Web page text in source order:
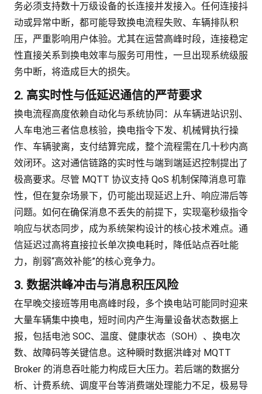
务必须支持数十万级设备的长连接并发接入。任何连接抖
动或异常中断，都可能导致换电流程失败、车辆排队积
压，严重影响用户体验。尤其在运营高峰时段，连接稳定
性直接关系到换电效率与服务可用性，一旦出现系统级服
务中断，将造成巨大的损失。
2. 高实时性与低延迟通信的严苛要求
换电流程高度依赖自动化与系统协同：从车辆进站识别、
人车电池三者信息核验，换电指令下发、机械臂执行操
作、车辆驶离，支付结算完成，整个流程需在几十秒内高
效闭环。这对通信链路的实时性与端到端延迟控制提出了
极高要求。尽管 MQTT 协议支持 QoS 机制保障消息可靠
性，但在复杂场景下，仍可能出现延迟上升、响应滞后等
问题。如何在确保消息不丢失的前提下，实现毫秒级指令
响应与状态同步，成为系统架构设计的核心技术难点。通
信延迟过高将直接拉长单次换电耗时，降低站点吞吐能
力，削弱“高效补能”的核心竞争力。
3. 数据洪峰冲击与消息积压风险
在早晚交接班等用电高峰时段，多个换电站可能同时迎来
大量车辆集中换电，短时间内产生海量设备状态数据上
报，包括电池 SOC、温度、健康状态（SOH）、换电次
数、故障码等关键信息。这种瞬时数据洪峰对 MQTT
Broker 的消息吞吐能力构成巨大压力。若后端的数据分
析、计费系统、调度平台等消费端处理能力不足，极易导